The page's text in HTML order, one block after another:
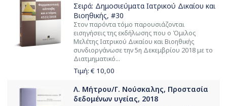
Σειρά: Δημοσιεύματα Ιατρικού Δικαίου και
Βιοηθικής, #30
Στον παρόντα τόμο παρουσιάζονται
εισηγήσεις της εκδήλωσης που ο Όμιλος
Μελέτης Ιατρικού Δικαίου και Βιοηθικής
συνδιοργάνωσε την 5η Δεκεμβρίου 2018 με το
Διατμηματικό...
Τιμή: € 10,00
Λ. Μήτρου/Γ. Νούσκαλης, Προστασία
δεδομένων υγείας, 2018